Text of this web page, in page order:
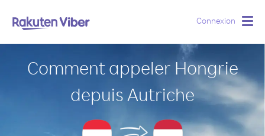
Connexion
Comment appeler Hongrie
depuis Autriche